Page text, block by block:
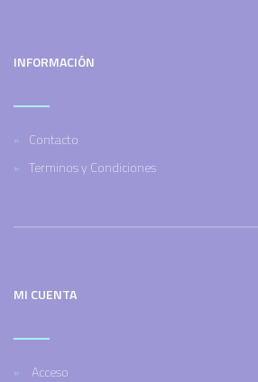
INFORMACIÓN
Contacto
Terminos y Condiciones
MI CUENTA
Acceso